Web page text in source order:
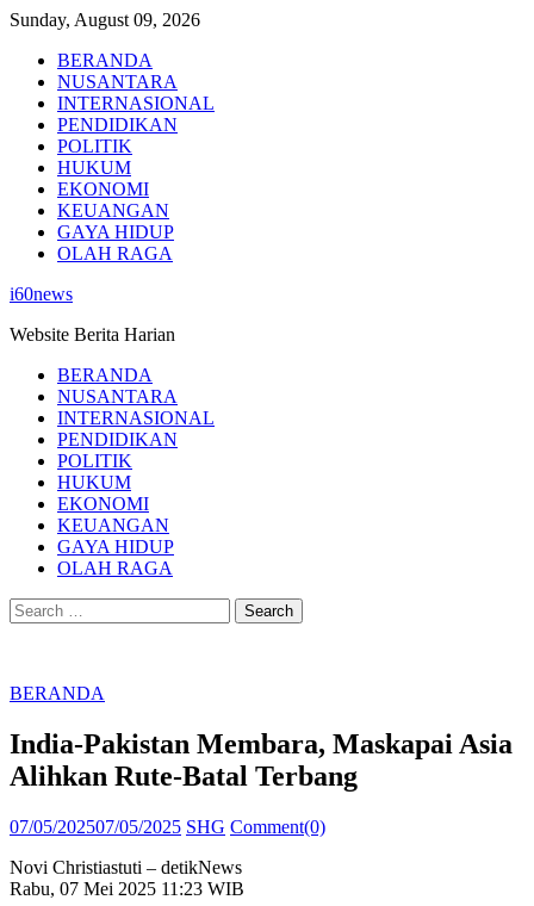
Skip
content
Sunday, August 09, 2026
BERANDA
NUSANTARA
INTERNASIONAL
PENDIDIKAN
POLITIK
HUKUM
EKONOMI
KEUANGAN
GAYA HIDUP
OLAH RAGA
i60news
Website Berita Harian
BERANDA
NUSANTARA
INTERNASIONAL
PENDIDIKAN
POLITIK
HUKUM
EKONOMI
KEUANGAN
GAYA HIDUP
OLAH RAGA
Search
for:
BERANDA
India-Pakistan Membara, Maskapai Asia
Alihkan Rute-Batal Terbang
Posted
07/05/202507/05/2025 Author
SHG Comment(0)
Novi Christiastuti – detikNews
Rabu, 07 Mei 2025 11:23 WIB